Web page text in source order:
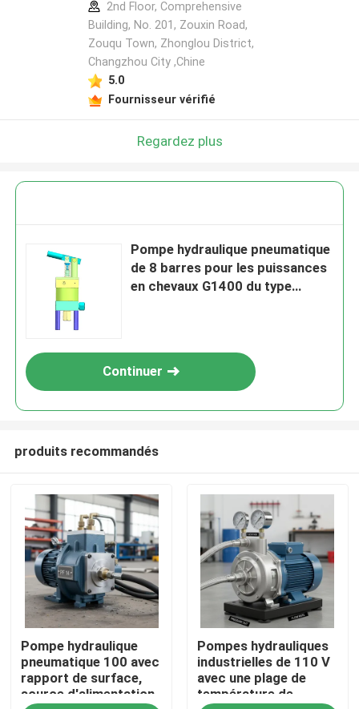
À la maison
Produits
Vidéos
2nd Floor, Comprehensive
Building, No. 201, Zouxin Road,
Zouqu Town, Zhonglou District,
Changzhou City ,Chine
5.0
Fournisseur vérifié
Regardez plus
Pompe hydraulique pneumatique
de 8 barres pour les puissances
en chevaux G1400 du type
Continuer
produits recommandés
Pompe hydraulique
pneumatique 100 avec
rapport de surface,
source d'alimentation
Pompes hydrauliques
industrielles de 110 V
avec une plage de
température de